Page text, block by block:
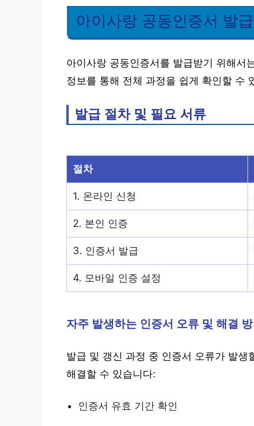
아이사랑 공동인증서 발
아이사랑 공동인증서를 발급받기 위해서
정보를 통해 전체 과정을 쉽게 확인할 수
발급 절차 및 필요 서류
절차
1. 온라인 신청
2. 본인 인증
3. 인증서 발급
4. 모바일 인증 설정
자주 발생하는 인증서 오류 및 해결 방
발급 및 갱신 과정 중 인증서 오류가 발
해결할 수 있습니다:
인증서 유효 기간 확인